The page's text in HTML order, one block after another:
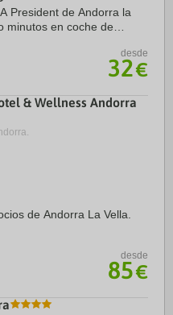
President de Andorra la
minutos en coche de
...
desde
32€
& Wellness Andorra
de Andorra La Vella.
con baño con
teléfono, TV vía
desde
85€